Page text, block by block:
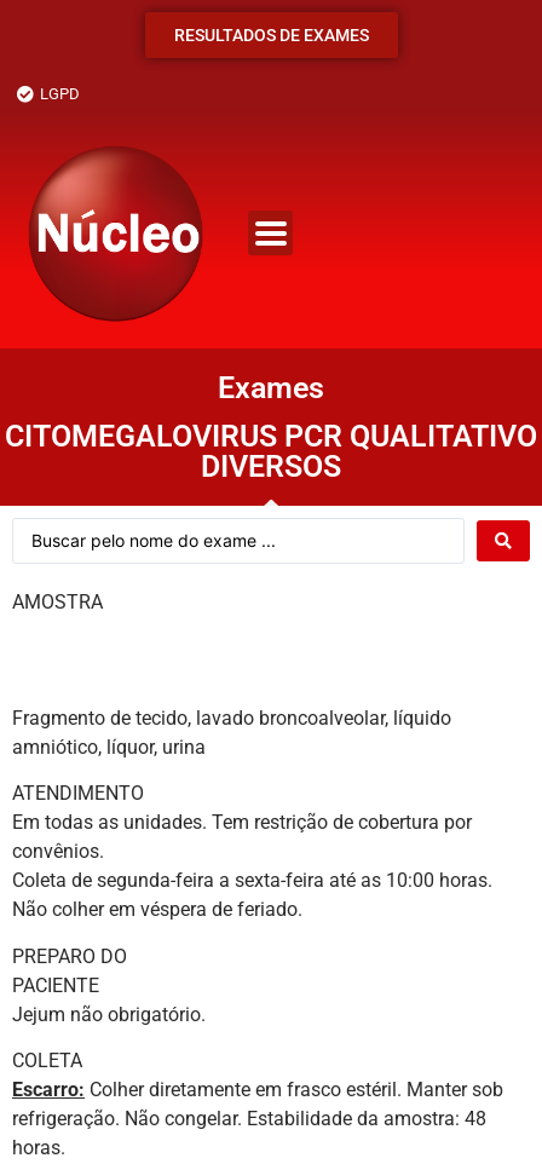
RESULTADOS DE EXAMES
LGPD
Exames
CITOMEGALOVIRUS PCR QUALITATIVO
DIVERSOS
Fragmento de tecido, lavado broncoalveolar, líquido
amniótico, líquor, urina
Em todas as unidades. Tem restrição de cobertura por
convênios.
Coleta de segunda-feira a sexta-feira até as 10:00 horas.
Não colher em véspera de feriado.
PREPARO DO
Jejum não obrigatório.
Escarro: Colher diretamente em frasco estéril. Manter sob
refrigeração. Não congelar. Estabilidade da amostra: 48